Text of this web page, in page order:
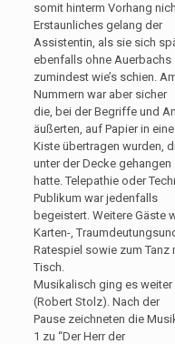
somit hinterm Vorhang
Erstaunliches gelang der
Assistentin, als sie sich
ebenfalls ohne Auerbachs
zumindest wie’s schien.
Nummern war aber sicher
die, bei der Begriffe und
äußerten, auf Papier in eine
Kiste übertragen wurden,
unter der Decke gehangen
hatte. Telepathie oder
Publikum war jedenfalls
begeistert. Weitere Gäste
Karten-,
Ratespiel sowie zum
Tisch.
Musikalisch ging es weiter
(Robert Stolz). Nach der
Pause zeichneten die
1 zu “Der Herr der